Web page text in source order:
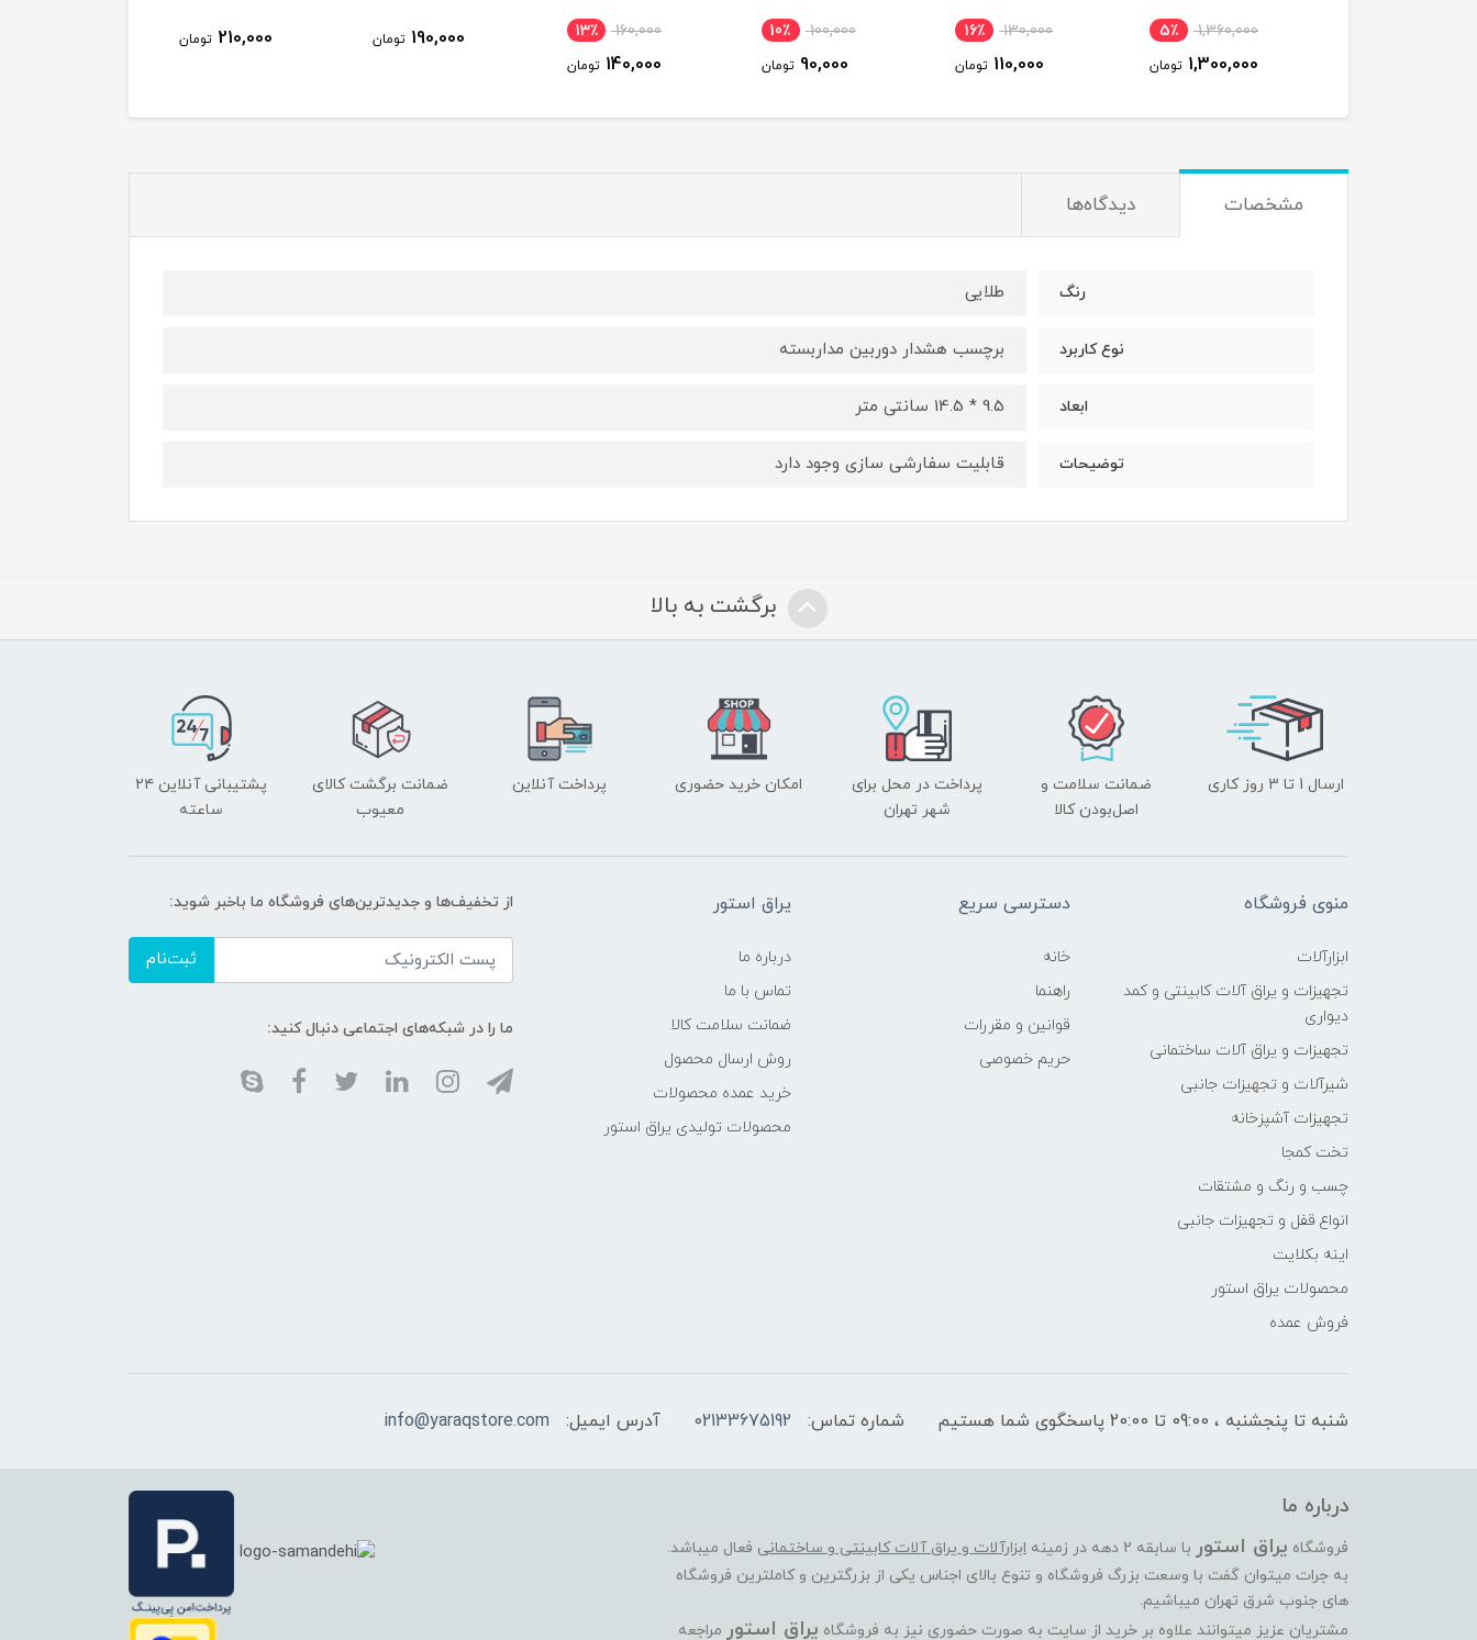
1,360,000 5٪
1,300,000 تومان
130,000 16٪
110,000 تومان
100,000 10٪
90,000 تومان
160,000 13٪
140,000 تومان
190,000 تومان 210,000 تومان
مشخصات دیدگاه‌ها
رنگ طلایی
نوع کاربرد برچسب هشدار دوربین مداربسته
ابعاد 9.5 * 14.5 سانتی متر
توضیحات قابلیت سفارشی سازی وجود دارد
برگشت به بالا
ارسال 1 تا 3 روز کاری
ضمانت سلامت و
اصل‌بودن کالا
پرداخت در محل برای
شهر تهران
امکان خرید حضوری پرداخت آنلاین
ضمانت برگشت کالای
معیوب
پشتیبانی آنلاین ۲۴
ساعته
منوی فروشگاه
ابزارآلات
تجهیزات و یراق آلات کابینتی و کمد
دیواری
تجهیزات و یراق آلات ساختمانی
شیرآلات و تجهیزات جانبی
تجهیزات آشپزخانه
تخت کمجا
چسب و رنگ و مشتقات
انواع قفل و تجهیزات جانبی
اینه بکلایت
محصولات یراق استور
فروش عمده
دسترسی سریع
خانه
راهنما
قوانین و مقررات
حریم خصوصی
یراق استور
درباره ما
تماس با ما
ضمانت سلامت کالا
روش ارسال محصول
خرید عمده محصولات
محصولات تولیدی یراق استور
از تخفیف‌ها و جدیدترین‌های فروشگاه ما باخبر شوید:
ثبت‌نام
ما را در شبکه‌های اجتماعی دنبال کنید:
شنبه تا پنجشنبه ، 09:00 تا 20:00 پاسخگوی شما هستیم شماره تماس: 02133675192 آدرس ایمیل: info@yaraqstore.com
درباره ما
فروشگاه یراق استور با سابقه 2 دهه در زمینه ابزارآلات و یراق آلات کابینتی و ساختمانی فعال میباشد.
به جرات میتوان گفت با وسعت بزرگ فروشگاه و تنوع بالای اجناس یکی از بزرگترین و کاملترین فروشگاه
های جنوب شرق تهران میباشیم.
مشتریان عزیز میتوانند علاوه بر خرید از سایت به صورت حضوری نیز به فروشگاه یراق استور مراجعه